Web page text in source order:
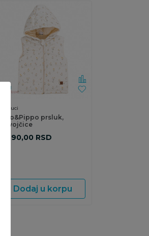
Prsluci
Lillo&Pippo prsluk,
devojčice
2.390,00 RSD
Dodaj u korpu